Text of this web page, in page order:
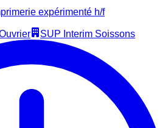
expérimenté h/f
SUP Interim Soissons